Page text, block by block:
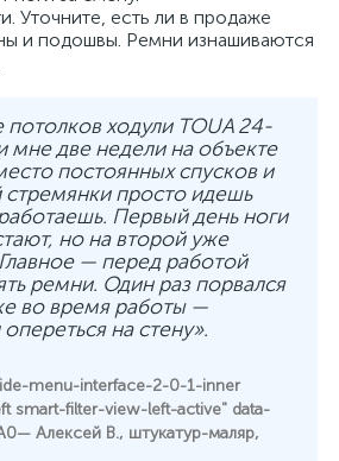
Уточните, есть ли в продаже
и подошвы. Ремни изнашиваются
потолков ходули TOUA 24-
мне две недели на объекте
постоянных спусков и
просто идешь
Первый день ноги
но на второй уже
— перед работой
ремни. Один раз порвался
во время работы —
на стену».
— Алексей В., штукатур-маляр,